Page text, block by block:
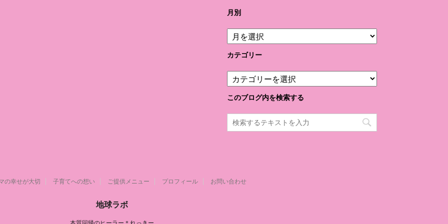
月別
月
別
カテゴリー
テ
ゴ
ー
このブログ内を検索する
の幸せが大切 子育てへの想い ご提供メニュー プロフィール お問い合わせ
地球ラボ